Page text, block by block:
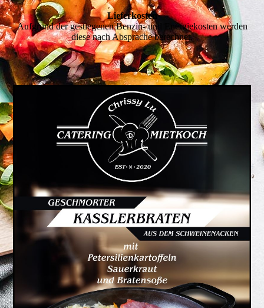
Lieferkosten
Aufgrund der gestiegenen Benzin- und Energiekosten werden
diese nach Absprache berechnet.